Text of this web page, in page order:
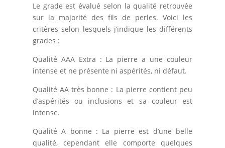
Le grade est évalué selon la qualité retrouvée
sur la majorité des fils de perles. Voici les
critères selon lesquels j’indique les différents
grades :
Qualité AAA Extra : La pierre a une couleur
intense et ne présente ni aspérités, ni défaut.
Qualité AA très bonne : La pierre contient peu
d’aspérités ou inclusions et sa couleur est
intense.
Qualité A bonne : La pierre est d’une belle
qualité, cependant elle comporte quelques